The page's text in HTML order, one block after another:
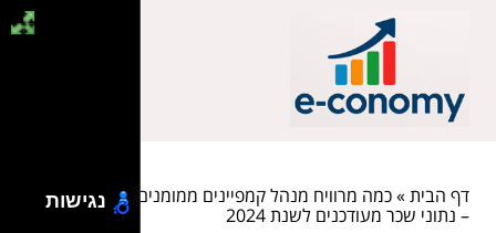
דף הבית»
כמה מרוויח מנהל קמפיינים ממומנים (PPC) בישראל
– נתוני שכר מעודכנים לשנת 2024
נגישות